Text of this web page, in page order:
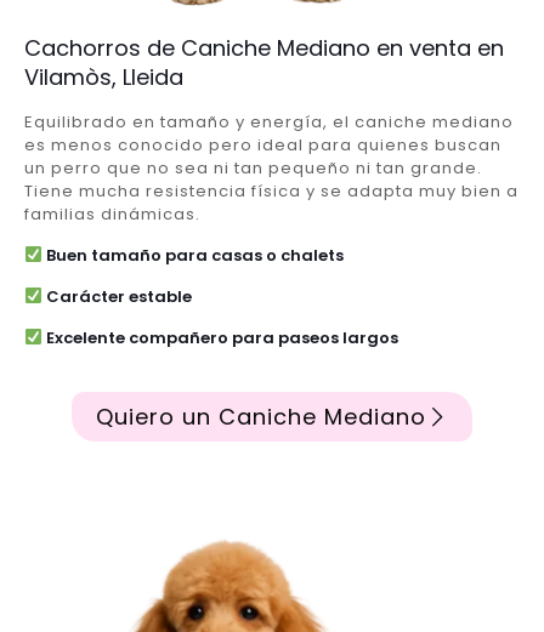
Cachorros de Caniche Mediano en venta en
Vilamòs, Lleida
Equilibrado en tamaño y energía, el caniche mediano
es menos conocido pero ideal para quienes buscan
un perro que no sea ni tan pequeño ni tan grande.
Tiene mucha resistencia física y se adapta muy bien a
familias dinámicas.
Buen tamaño para casas o chalets
Carácter estable
Excelente compañero para paseos largos
Quiero un Caniche Mediano